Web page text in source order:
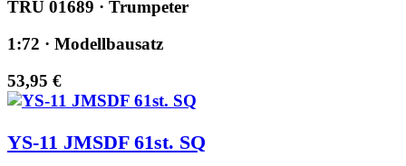
TRU 01689 · Trumpeter
1:72 · Modellbausatz
53,95 €
YS-11 JMSDF 61st. SQ